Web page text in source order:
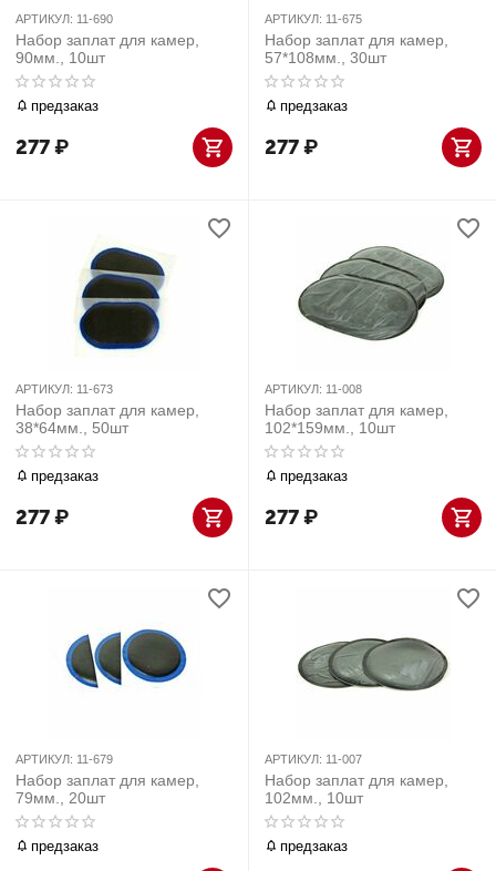
АРТИКУЛ: 11-690
Набор заплат для камер,
90мм., 10шт
предзаказ
277₽
АРТИКУЛ: 11-675
Набор заплат для камер,
57*108мм., 30шт
предзаказ
277₽
АРТИКУЛ: 11-673
Набор заплат для камер,
38*64мм., 50шт
предзаказ
277₽
АРТИКУЛ: 11-008
Набор заплат для камер,
102*159мм., 10шт
предзаказ
277₽
АРТИКУЛ: 11-679
Набор заплат для камер,
79мм., 20шт
предзаказ
АРТИКУЛ: 11-007
Набор заплат для камер,
102мм., 10шт
предзаказ